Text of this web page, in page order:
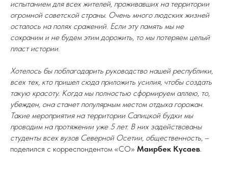
испытанием для всех жителей, проживавших на территории
огромной советской страны. Очень много людских жизней
осталось на полях сражений. Если эту память мы не
сохраним и не будем этим дорожить, то мы потеряем целый
пласт истории.
Хотелось бы поблагодарить руководство нашей республики,
всех тех, кто пришел сюда приложить усилия, чтобы создать
такую красоту. Когда мы полностью сформируем аллею, то,
убежден, она станет популярным местом отдыха горожан.
Такие мероприятия на территории Сапицкой будки мы
проводим на протяжении уже 5 лет. В них задействованы
студенты всех вузов Северной Осетии, общественность, –
поделился с корреспондентом «СО» Маирбек Кусаев.